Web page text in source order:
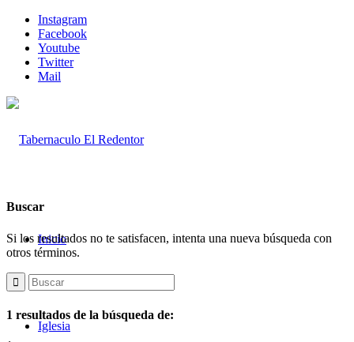
Instagram
Facebook
Youtube
Twitter
Mail
Inicio
Iglesia
Buscar
Si los resultados no te satisfacen, intenta una nueva búsqueda con
otros términos.
1 resultados de la búsqueda de: